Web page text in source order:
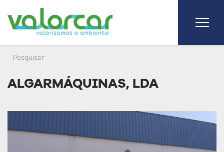
ALGARMÁQUINAS, LDA